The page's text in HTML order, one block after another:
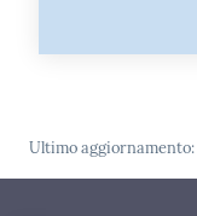
Ultimo aggiornamento: